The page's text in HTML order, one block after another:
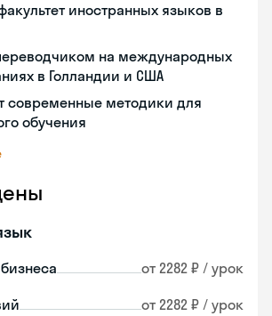
иностранных языков в
на международных
в Голландии и США
современные методики для
обучения
от 2282 ₽ / урок
от 2282 ₽ / урок